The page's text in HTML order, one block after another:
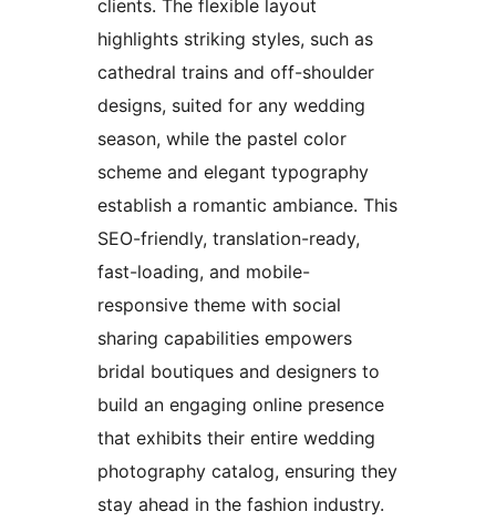
clients. The flexible layout
highlights striking styles, such as
cathedral trains and off-shoulder
designs, suited for any wedding
season, while the pastel color
scheme and elegant typography
establish a romantic ambiance. This
SEO-friendly, translation-ready,
fast-loading, and mobile-
responsive theme with social
sharing capabilities empowers
bridal boutiques and designers to
build an engaging online presence
that exhibits their entire wedding
photography catalog, ensuring they
stay ahead in the fashion industry.